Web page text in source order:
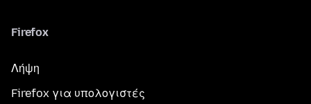
Firefox
Λήψη
Firefox για υπολογιστές